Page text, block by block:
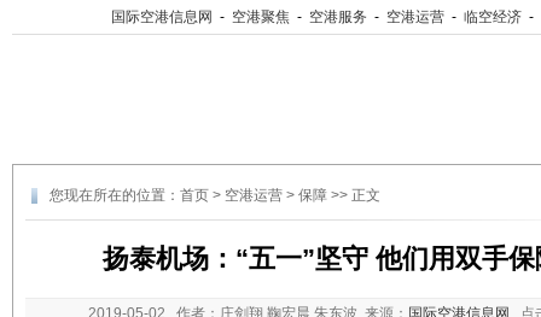
国际空港信息网 - 空港聚焦 - 空港服务 - 空港运营 - 临空经济 -
您现在所在的位置： 首页 > 空港运营 > 保障 >> 正文
扬泰机场：“五一”坚守 他们用双手
2019-05-02 作者：庄剑翔 鞠宏晨 朱东波 来源： 国际空港信息网 点